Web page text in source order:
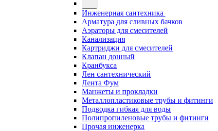
Инженерная сантехника
Арматура для сливных бачков
Аэраторы для смесителей
Канализация
Картриджи для смесителей
Клапан донный
Кранбукса
Лен сантехнический
Лента Фум
Манжеты и прокладки
Металлопластиковые трубы и фитинги
Подводка гибкая для воды
Полипропиленовые трубы и фитинги
Прочая инженерка